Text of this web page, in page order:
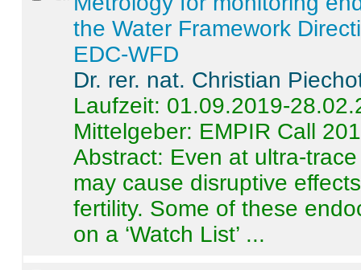
the Water Framework
EDC-WFD
Dr. rer. nat. Christian
Laufzeit: 01.09.2019-
Mittelgeber: EMPIR Call
Abstract: Even at ultra-
may cause disruptive
fertility. Some of these
on a ‘Watch List’ ...